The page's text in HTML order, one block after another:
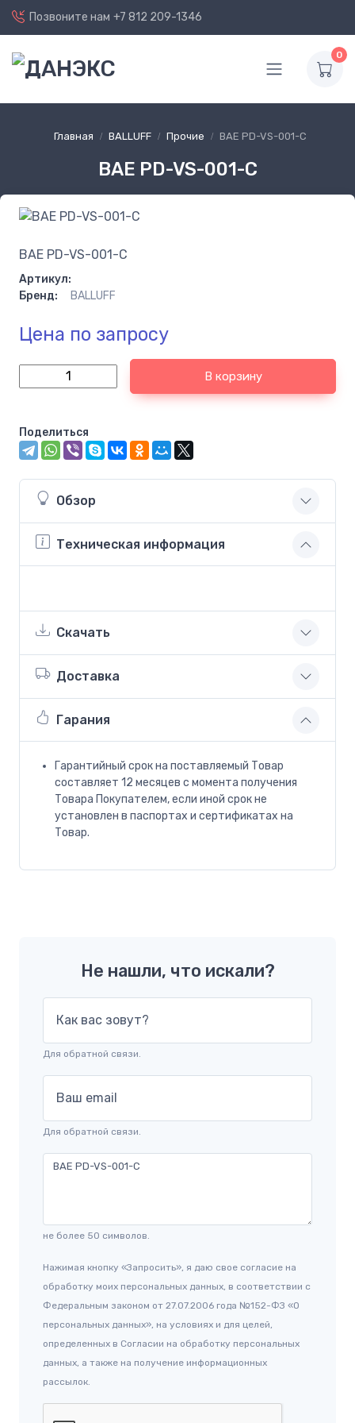
Позвоните нам +7 812 209-1346
0
Главная BALLUFF Прочие BAE PD-VS-001-C
BAE PD-VS-001-C
BAE PD-VS-001-C
Артикул:
Бренд:
BALLUFF
Цена по запросу
В корзину
Поделиться
Обзор
Техническая информация
Скачать
Доставка
Гарания
Гарантийный срок на поставляемый Товар
составляет 12 месяцев с момента получения
Товара Покупателем, если иной срок не
установлен в паспортах и сертификатах на
Товар.
Не нашли, что искали?
Как вас зовут?
Для обратной связи.
Ваш email
Для обратной связи.
не более 50 символов.
Нажимая кнопку «Запросить», я даю свое согласие на
обработку моих персональных данных, в соответствии с
Федеральным законом от 27.07.2006 года №152-ФЗ «О
персональных данных», на условиях и для целей,
определенных в Согласии на обработку персональных
данных, а также на получение информационных
рассылок.